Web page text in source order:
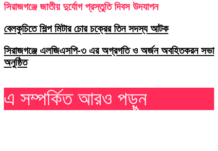
সিরাজগঞ্জে জাতীয় দুর্যোগ প্রস্তুতি দিবস উদযাপন
বেলকুচিতে শিল্প মিটার চোর চক্রের তিন সদস্য আটক
সিরাজগঞ্জে এলজিএসপি-৩ এর অগ্রগতি ও অর্জন অবহিতকরন সভা
অনুষ্ঠিত
এ সম্পর্কিত আরও পড়ুন